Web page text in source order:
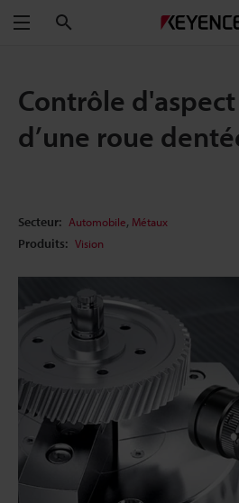
Menu
Contrôle
d’une roue
Secteur: Automobile, Métaux
Produits: Vision